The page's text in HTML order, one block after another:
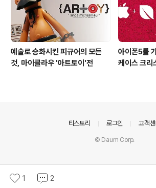
예술로 승화시킨 피규어의 모든
것, 마이클라우 '아트토이'전
아이폰5를
케이스 크리
1 2
티스토리 로그인 고객센
© Daum Corp.